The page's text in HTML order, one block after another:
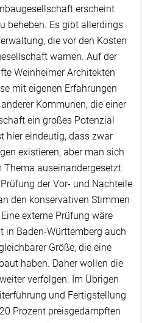
erscheint
beheben. Es gibt allerdings
die vor den Kosten
warnen. Auf der
Weinheimer Architekten
mit eigenen Erfahrungen
Kommunen, die einer
ein großes Potenzial
hier eindeutig, dass zwar
existieren, aber man sich
auseinandergesetzt
der Vor- und Nachteile
den konservativen Stimmen
externe Prüfung wäre
in Baden-Württemberg auch
Größe, die eine
haben. Daher wollen die
verfolgen. Im Übrigen
und Fertigstellung
Prozent preisgedämpften